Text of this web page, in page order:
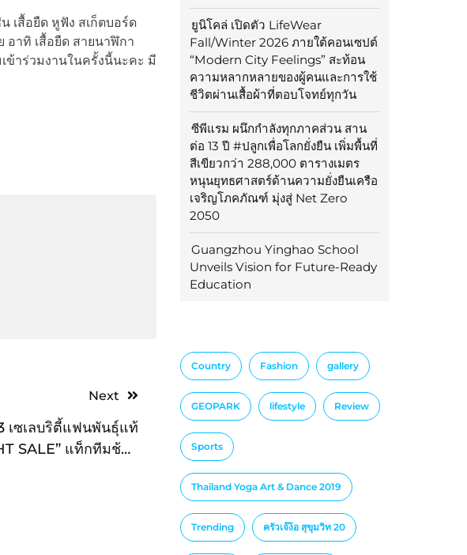
ยูนิโคล่ เปิดตัว LifeWear
Fall/Winter 2026 ภายใต้คอนเซปต์
“Modern City Feelings” สะท้อน
ความหลากหลายของผู้คนและการใช้
ชีวิตผ่านเสื้อผ้าที่ตอบโจทย์ทุกวัน
ซีพีแรม ผนึกกำลังทุกภาคส่วน สาน
ต่อ 13 ปี #ปลูกเพื่อโลกยั่งยืน เพิ่มพื้นที่
สีเขียวกว่า 288,000 ตารางเมตร
หนุนยุทธศาสตร์ด้านความยั่งยืนเครือ
เจริญโภคภัณฑ์ มุ่งสู่ Net Zero
2050
Guangzhou Yinghao School
Unveils Vision for Future-Ready
Education
Country Fashion gallery
GEOPARK lifestyle Review
Sports
Thailand Yoga Art & Dance 2019
Trending ครัวเจ๊ง้อ สุขุมวิท 20
เสื้อยืด หูฟัง สเก็ตบอร์ด
าทิ เสื้อยืด สายนาฬิกา
ข้าร่วมงานในครั้งนี้นะคะ มี
Next
เซเลบริตี้แฟนพันธุ์แท้
SALE” แท็กทีมช้อป